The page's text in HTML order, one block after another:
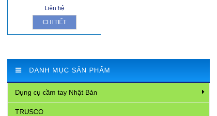
Liên hệ
CHI TIẾT
DANH MỤC SẢN PHẨM
Dụng cụ cầm tay Nhật Bản
TRUSCO